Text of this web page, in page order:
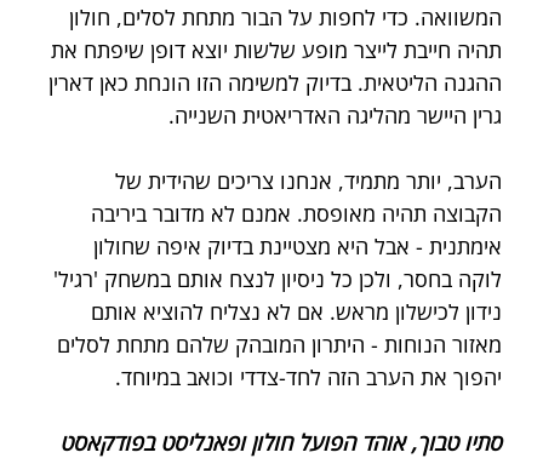
המשוואה. כדי לחפות על הבור מתחת לסלים, חולון
תהיה חייבת לייצר מופע שלשות יוצא דופן שיפתח את
ההגנה הליטאית. בדיוק למשימה הזו הונחת כאן דארין
גרין היישר מהליגה האדריאטית השנייה.
הערב, יותר מתמיד, אנחנו צריכים שהידית של
הקבוצה תהיה מאופסת. אמנם לא מדובר ביריבה
אימתנית - אבל היא מצטיינת בדיוק איפה שחולון
לוקה בחסר, ולכן כל ניסיון לנצח אותם במשחק 'רגיל'
נידון לכישלון מראש. אם לא נצליח להוציא אותם
מאזור הנוחות - היתרון המובהק שלהם מתחת לסלים
יהפוך את הערב הזה לחד-צדדי וכואב במיוחד.
סתיו טבוך, אוהד הפועל חולון ופאנליסט בפודקאסט